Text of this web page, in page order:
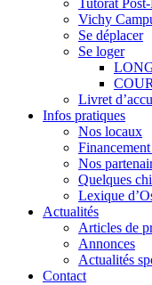
Tutorat
Vichy
Se déplacer
Se loger
Livret
Infos pratiques
Nos locaux
Nos
Quelques
Lexique
Actualités
Articles de
Annonces
Actualités
Contact